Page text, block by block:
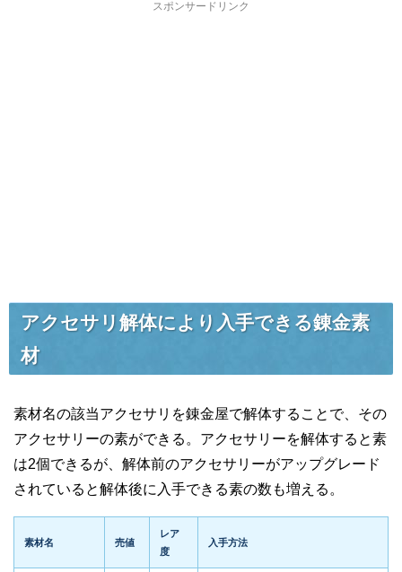
スポンサードリンク
アクセサリ解体により入手できる錬金素
材
素材名の該当アクセサリを錬金屋で解体することで、その
アクセサリーの素ができる。アクセサリーを解体すると素
は2個できるが、解体前のアクセサリーがアップグレード
されていると解体後に入手できる素の数も増える。
素材名 売値
レア
度
入手方法